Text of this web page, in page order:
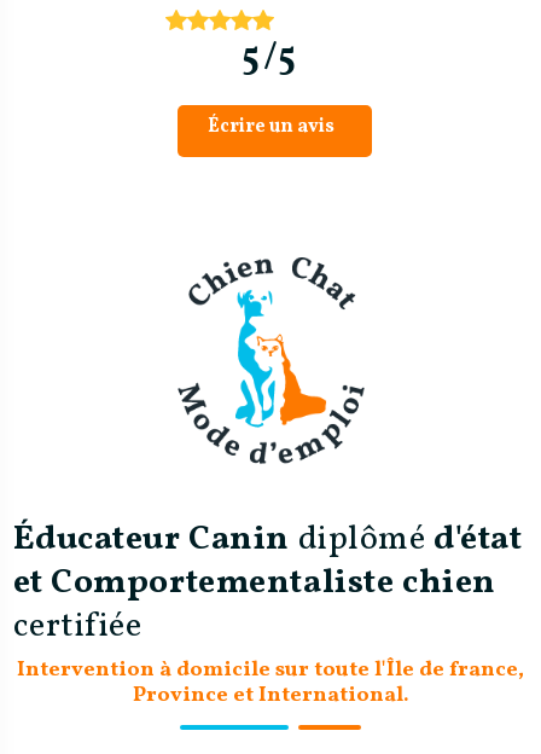
5/5
Écrire un avis
Éducateur Canin diplômé d'état
et Comportementaliste chien
certifiée
Intervention à domicile sur toute l'Île de france,
Province et International.